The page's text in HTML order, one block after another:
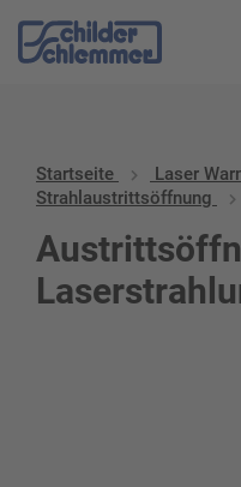
Startseite
Laser
Strahlaustrittsöffnung